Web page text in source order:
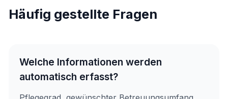
Häufig gestellte Fragen
Welche Informationen werden
automatisch erfasst?